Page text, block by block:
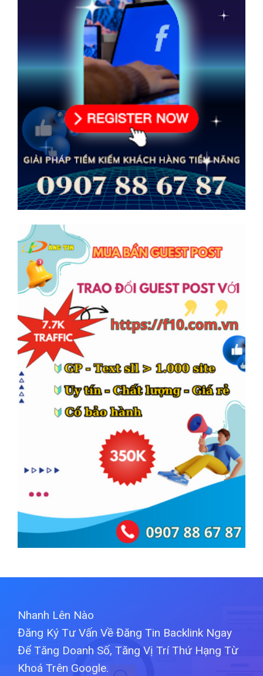
Nhanh Lên Nào
Đăng Ký Tư Vấn Về Đăng Tin Backlink Ngay
Để Tăng Doanh Số, Tăng Vị Trí Thứ Hạng Từ
Khoá Trên Google.